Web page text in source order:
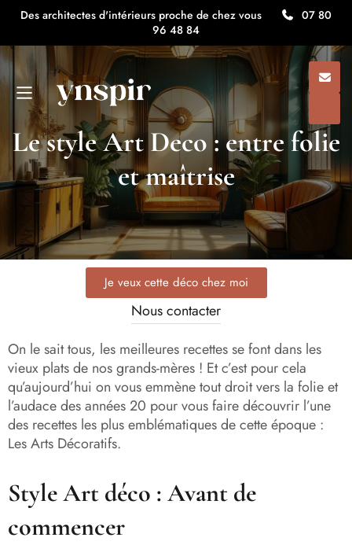
Des architectes d'intérieurs proche de chez vous
07 80
96 48 84
Le style Art Deco : entre folie
et maîtrise
Je veux cette déco chez moi
Nous contacter
On le sait tous, les meilleures recettes se font dans les
vieux plats de nos grands-mères ! Et c’est pour cela
qu’aujourd’hui on vous emmène tout droit vers la folie et
l’audace des années 20 pour vous faire découvrir l’une
des recettes les plus emblématiques de cette époque :
Les Arts Décoratifs.
Style Art déco : Avant de
commencer